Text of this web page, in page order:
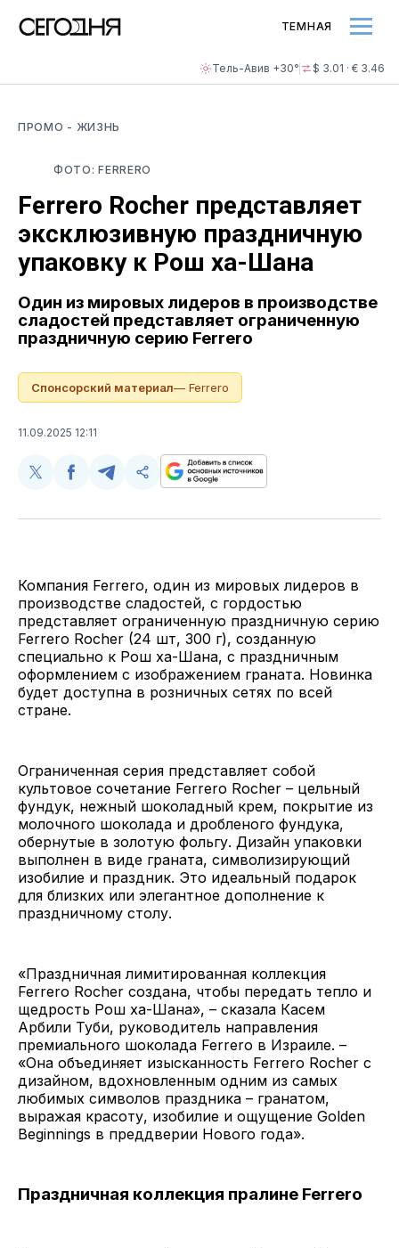
Тель-Авив +30° $ 3.01 · € 3.46
ТЕМНАЯ
ПРОМО - ЖИЗНЬ
ФОТО: FERRERO
Ferrero Rocher представляет
эксклюзивную праздничную
упаковку к Рош ха-Шана
Один из мировых лидеров в производстве
сладостей представляет ограниченную
праздничную серию Ferrero
Спонсорский материал— Ferrero
11.09.2025 12:11
Поделиться
Twitter
Поделиться
Facebook
Поделиться
Telegram
Скопируйте
поделитесь
Компания Ferrero, один из мировых лидеров в
производстве сладостей, с гордостью
представляет ограниченную праздничную серию
Ferrero Rocher (24 шт, 300 г), созданную
специально к Рош ха-Шана, с праздничным
оформлением с изображением граната. Новинка
будет доступна в розничных сетях по всей
стране.
Ограниченная серия представляет собой
культовое сочетание Ferrero Rocher – цельный
фундук, нежный шоколадный крем, покрытие из
молочного шоколада и дробленого фундука,
обернутые в золотую фольгу. Дизайн упаковки
выполнен в виде граната, символизирующий
изобилие и праздник. Это идеальный подарок
для близких или элегантное дополнение к
праздничному столу.
«Праздничная лимитированная коллекция
Ferrero Rocher создана, чтобы передать тепло и
щедрость Рош ха-Шана», – сказала Касем
Арбили Туби, руководитель направления
премиального шоколада Ferrero в Израиле. –
«Она объединяет изысканность Ferrero Rocher с
дизайном, вдохновленным одним из самых
любимых символов праздника – гранатом,
выражая красоту, изобилие и ощущение Golden
Beginnings в преддверии Нового года».
Праздничная коллекция пралине Ferrero